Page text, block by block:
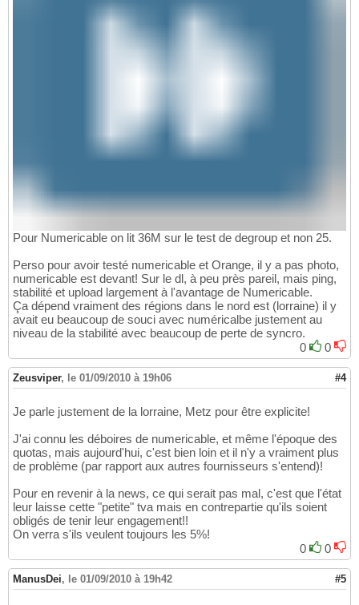
Pour Numericable on lit 36M sur le test de degroup et non 25.
Perso pour avoir testé numericable et Orange, il y a pas photo,
numericable est devant! Sur le dl, à peu près pareil, mais ping,
stabilité et upload largement à l'avantage de Numericable.
Ça dépend vraiment des régions dans le nord est (lorraine) il y
avait eu beaucoup de souci avec numéricalbe justement au
niveau de la stabilité avec beaucoup de perte de syncro.
0
0
Zeusviper, le 01/09/2010 à 19h06 #4
Je parle justement de la lorraine, Metz pour être explicite!
J'ai connu les déboires de numericable, et même l'époque des
quotas, mais aujourd'hui, c'est bien loin et il n'y a vraiment plus
de problème (par rapport aux autres fournisseurs s'entend)!
Pour en revenir à la news, ce qui serait pas mal, c'est que l'état
leur laisse cette "petite" tva mais en contrepartie qu'ils soient
obligés de tenir leur engagement!!
On verra s'ils veulent toujours les 5%!
0
0
ManusDei, le 01/09/2010 à 19h42 #5